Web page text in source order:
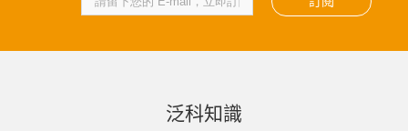
泛科知識